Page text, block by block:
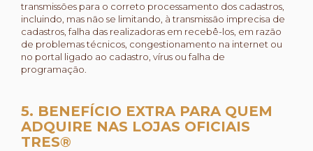
transmissões para o correto processamento dos cadastros,
incluindo, mas não se limitando, à transmissão imprecisa de
cadastros, falha das realizadoras em recebê-los, em razão
de problemas técnicos, congestionamento na internet ou
no portal ligado ao cadastro, vírus ou falha de
programação.
5. BENEFÍCIO EXTRA PARA QUEM
ADQUIRE NAS LOJAS OFICIAIS
TRES®